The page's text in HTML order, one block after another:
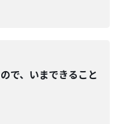
で、いまできること